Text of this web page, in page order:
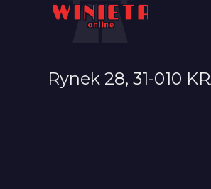
Rynek 28, 31-010